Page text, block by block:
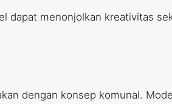
menonjolkan kreativitas
dengan konsep komunal.